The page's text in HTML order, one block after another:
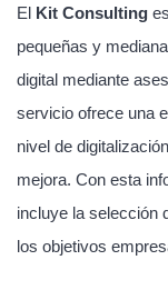
El Kit Consulting
pequeñas y
digital mediante
servicio ofrece una
nivel de
mejora. Con esta
incluye la selección
los objetivos